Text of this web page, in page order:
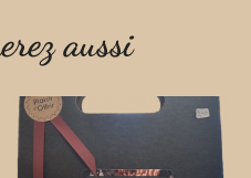
aussi